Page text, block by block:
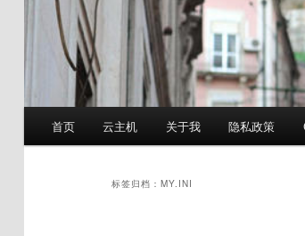
首页 云主机 关于我 隐私政策
标签归档： MY.INI